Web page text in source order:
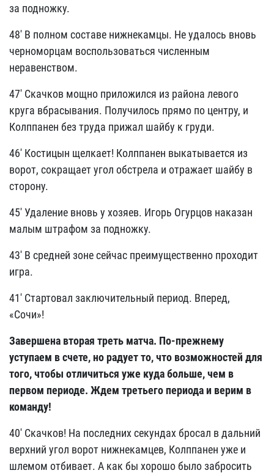
за подножку.
48' В полном составе нижнекамцы. Не удалось вновь
черноморцам воспользоваться численным
неравенством.
47' Скачков мощно приложился из района левого
круга вбрасывания. Получилось прямо по центру, и
Колппанен без труда прижал шайбу к груди.
46' Костицын щелкает! Колппанен выкатывается из
ворот, сокращает угол обстрела и отражает шайбу в
сторону.
45' Удаление вновь у хозяев. Игорь Огурцов наказан
малым штрафом за подножку.
43' В средней зоне сейчас преимущественно проходит
игра.
41' Стартовал заключительный период. Вперед,
«Сочи»!
Завершена вторая треть матча. По-прежнему
уступаем в счете, но радует то, что возможностей для
того, чтобы отличиться уже куда больше, чем в
первом периоде. Ждем третьего периода и верим в
команду!
40' Скачков! На последних секундах бросал в дальний
верхний угол ворот нижнекамцев, Колппанен уже и
шлемом отбивает. А как бы хорошо было забросить